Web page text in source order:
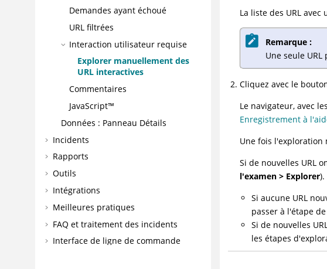
Demandes ayant échoué
URL filtrées
Interaction utilisateur requise
Explorer manuellement des
URL interactives
Commentaires
JavaScript™
Données : Panneau Détails
Incidents
Rapports
Outils
Intégrations
Meilleures pratiques
FAQ et traitement des incidents
Interface de ligne de commande
La liste des URL
Remarque :
Une seule
Cliquez avec le
Le navigateur, avec
Enregistrement à
Une fois
Si de nouvelles URL
l'examen > Explorer).
Si aucune URL
passer à l'étape
Si de nouvelles
les étapes